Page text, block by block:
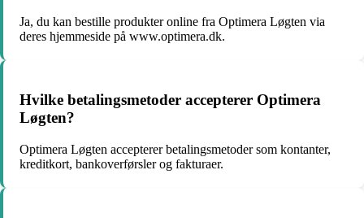
Ja, du kan bestille produkter online fra Optimera Løgten via
deres hjemmeside på www.optimera.dk.
Hvilke betalingsmetoder accepterer Optimera
Løgten?
Optimera Løgten accepterer betalingsmetoder som kontanter,
kreditkort, bankoverførsler og fakturaer.